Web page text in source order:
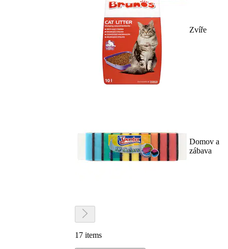
Zvíře
Domov a
zábava
17 items